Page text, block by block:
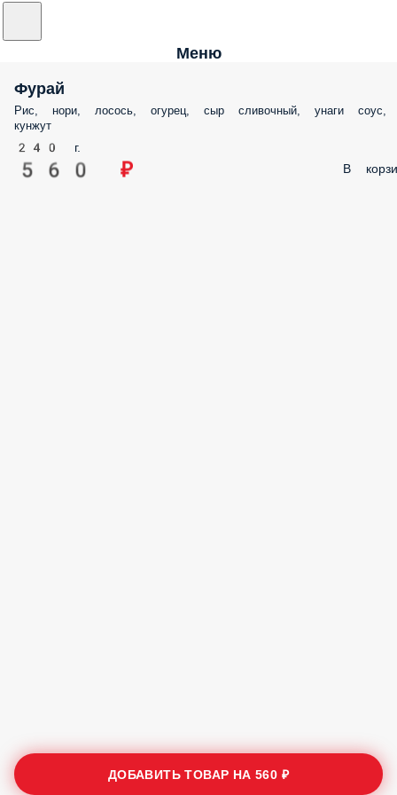
Меню
Фурай
Рис, нори, лосось, огурец, сыр сливочный, унаги соус,
кунжут
240 г.
560 ₽ В
ДОБАВИТЬ ТОВАР НА560 ₽